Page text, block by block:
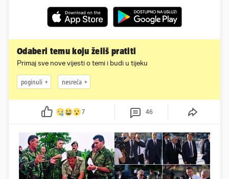
Odaberi temu koju želiš pratiti
Primaj sve nove vijesti o temi i budi u tijeku
poginuli nesreća
7 46